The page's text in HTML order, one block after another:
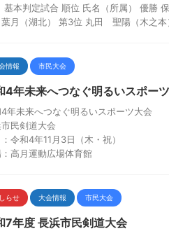
基本判定試合 順位 氏名（所属） 優勝
月（湖北） 第3位 丸田 聖陽（木之本
情報 市民大会
4年未来へつなぐ明るいスポー
年未来へつなぐ明るいスポーツ大会
民剣道大会
令和4年11月3日（木・祝）
高月運動広場体育館
らせ 大会情報 市民大会
7年度 長浜市民剣道大会